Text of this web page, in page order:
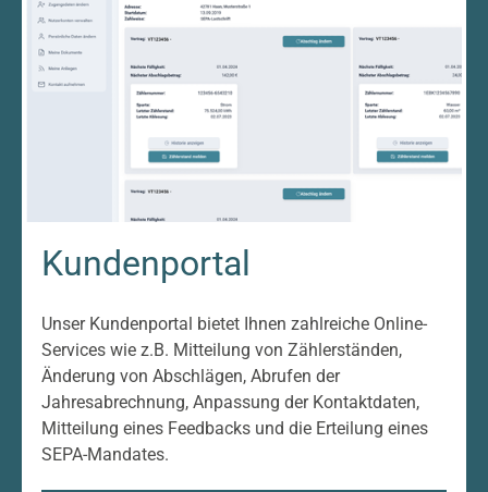
Kundenportal
Unser Kundenportal bietet Ihnen zahlreiche Online-
Services wie z.B. Mitteilung von Zählerständen,
Änderung von Abschlägen, Abrufen der
Jahresabrechnung, Anpassung der Kontaktdaten,
Mitteilung eines Feedbacks und die Erteilung eines
SEPA-Mandates.